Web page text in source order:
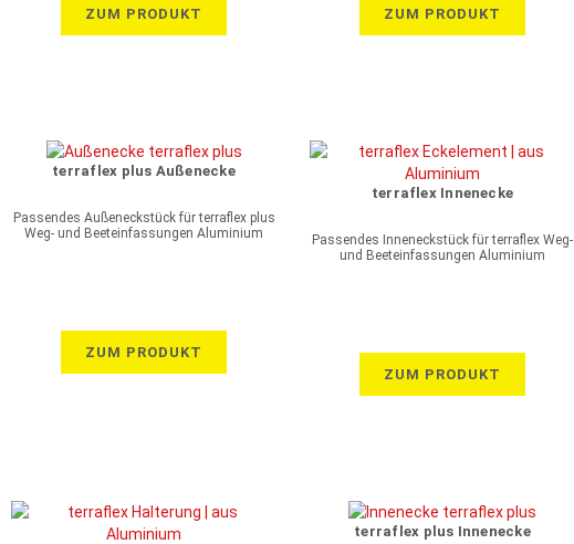
ZUM PRODUKT ZUM PRODUKT
terraflex plus Außenecke
Passendes Außeneckstück für terraflex plus
Weg- und Beeteinfassungen Aluminium
ZUM PRODUKT
terraflex Innenecke
Passendes Inneneckstück für terraflex Weg-
und Beeteinfassungen Aluminium
ZUM PRODUKT
terraflex plus Innenecke